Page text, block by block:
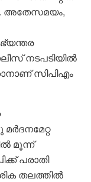
അതേസമയം,
നടപടിയിൽ
സിപിഎം
മൂന്ന്
പരാതി
തലത്തിൽ